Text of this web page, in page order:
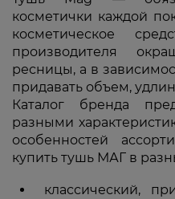
косметички каждой
косметическое
производителя
ресницы, а в
придавать объем,
Каталог бренда
разными
особенностей
купить тушь МАГ в
классический,